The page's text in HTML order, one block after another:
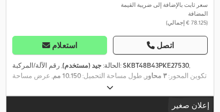
سعر ثابت بالإضافة إلى ضريبة القيمة
المضافة
(‏78.125 € إجمالي)
استعلام اتصل
الحالة:جيد (مستخدم) , رقم الآلة/المركبة:SKBT48B43PKE27530,
تكوين المحور:٣ محاور , طول مساحة التحميل:10.150 مم
, عرض مساحة
, ارتفاع مساحة التحميل:
إعلان صغير